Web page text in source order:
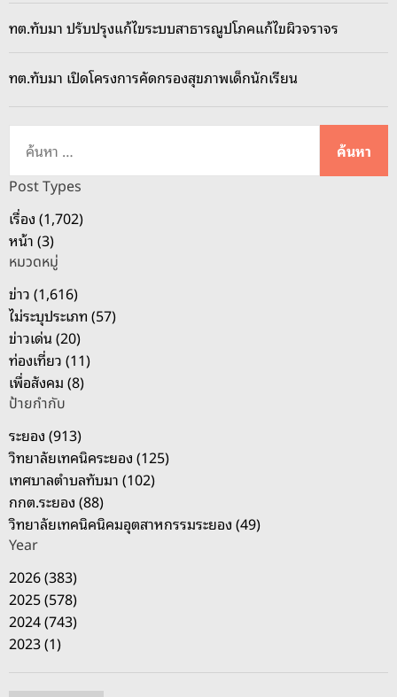
ทต.ทับมา ปรับปรุงแก้ไขระบบสาธารณูปโภคแก้ไขผิวจราจร
ทต.ทับมา เปิดโครงการคัดกรองสุขภาพเด็กนักเรียน
ห
สำ
ห
รั
บ
:
Post Types
เรื่อง (1,702)
หน้า (3)
หมวดหมู่
ข่าว (1,616)
ไม่ระบุประเภท (57)
ข่าวเด่น (20)
ท่องเที่ยว (11)
เพื่อสังคม (8)
ป้ายกำกับ
ระยอง (913)
วิทยาลัยเทคนิคระยอง (125)
เทศบาลตำบลทับมา (102)
กกต.ระยอง (88)
วิทยาลัยเทคนิคนิคมอุตสาหกรรมระยอง (49)
Year
2026 (383)
2025 (578)
2024 (743)
2023 (1)